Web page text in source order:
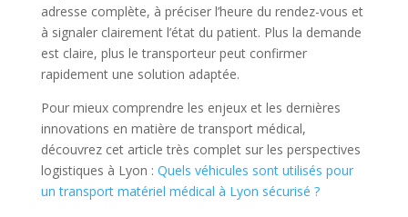
adresse complète, à préciser l’heure du rendez-vous et
à signaler clairement l’état du patient. Plus la demande
est claire, plus le transporteur peut confirmer
rapidement une solution adaptée.
Pour mieux comprendre les enjeux et les dernières
innovations en matière de transport médical,
découvrez cet article très complet sur les perspectives
logistiques à Lyon : Quels véhicules sont utilisés pour
un transport matériel médical à Lyon sécurisé ?